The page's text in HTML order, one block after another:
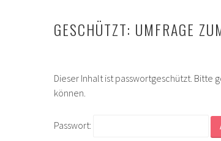
GESCHÜTZT: UMFRAGE
Dieser Inhalt ist passwortgeschützt. Bitte
können.
Passwort: